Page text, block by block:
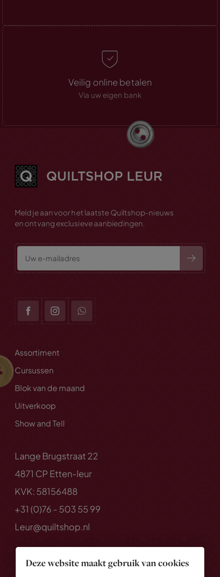
Deze website maakt gebruik van cookies
Veilig online betalen
Via uw eigen bank
Meld je aan voor het laatste Quiltshop-nieuws
en ontvang exclusieve aanbiedingen.
Assortiment
Cursussen
Blok van de maand
Uitverkoop
Show and Tell
Lange Brugstraat 22
4871 CP Etten-leur
KVK: 58156488
+31 (0)76 - 503 55 99
Leur@quiltshop.nl